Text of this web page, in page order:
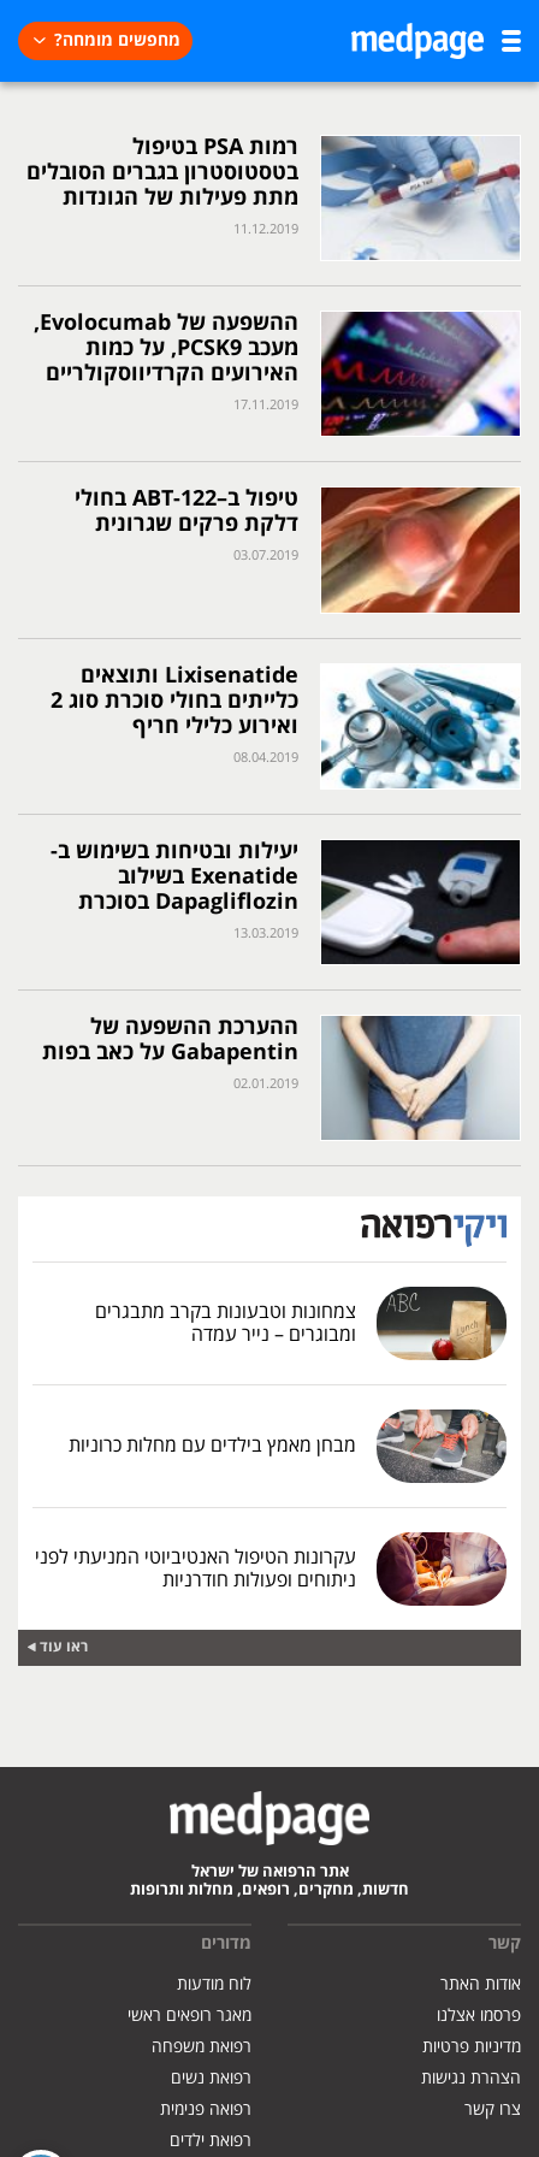
מחפשים מומחה?
רמות PSA בטיפול
בטסטוסטרון בגברים הסובלים
מתת פעילות של הגונדות
11.12.2019
ההשפעה של Evolocumab,
מעכב PCSK9, על כמות
האירועים הקרדיווסקולריים
17.11.2019
טיפול ב–ABT-122 בחולי
דלקת פרקים שגרונית
03.07.2019
Lixisenatide ותוצאים
כלייתים בחולי סוכרת סוג 2
ואירוע כלילי חריף
08.04.2019
יעילות ובטיחות בשימוש ב-
Exenatide בשילוב
Dapagliflozin בסוכרת
13.03.2019
ההערכת ההשפעה של
Gabapentin על כאב בפות
02.01.2019
צמחונות וטבעונות בקרב מתבגרים
ומבוגרים – נייר עמדה
מבחן מאמץ בילדים עם מחלות כרוניות
עקרונות הטיפול האנטיביוטי המניעתי לפני
ניתוחים ופעולות חודרניות
ראו עוד
אתר הרפואה של ישראל
חדשות, מחקרים, רופאים, מחלות ותרופות
קשר
אודות האתר
פרסמו אצלנו
מדיניות פרטיות
הצהרת נגישות
צרו קשר
מדורים
לוח מודעות
מאגר רופאים ראשי
רפואת משפחה
רפואת נשים
רפואה פנימית
רפואת ילדים